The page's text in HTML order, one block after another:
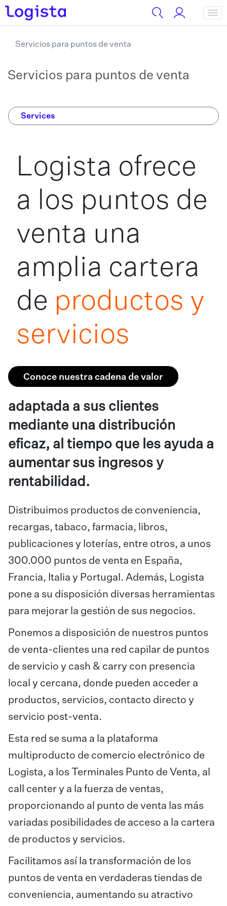
Servicios para puntos de venta
Servicios para puntos de venta
Services
Logista ofrece
a los puntos de
venta una
amplia cartera
de productos y
servicios
Conoce nuestra cadena de valor
adaptada a sus clientes
mediante una distribución
eficaz, al tiempo que les ayuda a
aumentar sus ingresos y
rentabilidad.
Distribuimos productos de conveniencia,
recargas, tabaco, farmacia, libros,
publicaciones y loterías, entre otros, a unos
300.000 puntos de venta en España,
Francia, Italia y Portugal. Además, Logista
pone a su disposición diversas herramientas
para mejorar la gestión de sus negocios.
Ponemos a disposición de nuestros puntos
de venta-clientes una red capilar de puntos
de servicio y cash & carry con presencia
local y cercana, donde pueden acceder a
productos, servicios, contacto directo y
servicio post-venta.
Esta red se suma a la plataforma
multiproducto de comercio electrónico de
Logista, a los Terminales Punto de Venta, al
call center y a la fuerza de ventas,
proporcionando al punto de venta las más
variadas posibilidades de acceso a la cartera
de productos y servicios.
Facilitamos así la transformación de los
puntos de venta en verdaderas tiendas de
conveniencia, aumentando su atractivo